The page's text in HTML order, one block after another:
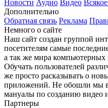
Новости Аудио Видео Всякое
Дополнительно
Обратная связь Реклама
Немного о сайте
Наш сайт создан группой
посетителям самые
а так же мира
Обучать пользователей
же просто расказывать о
приложений. Не обошли мы
мануалы по созданию видео
Партнеры